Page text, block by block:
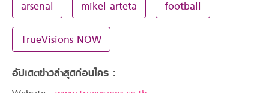
arsenal mikel arteta football
TrueVisions NOW
อัปเดตข่าวล่าสุดก่อนใคร :